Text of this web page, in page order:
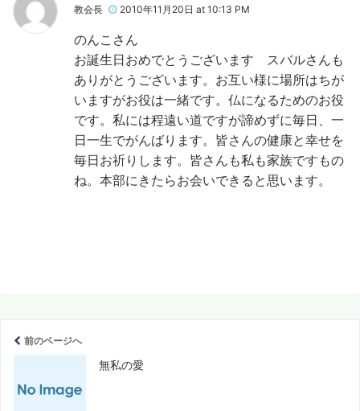
教会長 2010年11月20日 at 10:13 PM
のんこさん
お誕生日おめでとうございます スバルさんも
ありがとうございます。お互い様に場所はちが
いますがお役は一緒です。仏になるためのお役
です。私には程遠い道ですが諦めずに毎日、一
日一生でがんばります。皆さんの健康と幸せを
毎日お祈りします。皆さんも私も家族ですもの
ね。本部にきたらお会いできると思います。
前のページへ
無私の愛